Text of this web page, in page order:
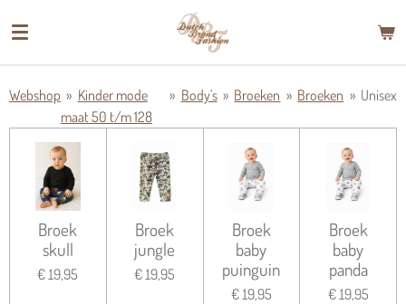
direct
hoofdinhoud
Webshop » Kinder mode
maat 50 t/m 128
» Body's » Broeken » Broeken » Unisex
Broek
skull
€ 19,95
Broek
jungle
€ 19,95
Broek
baby
puinguin
€ 19,95
Broek
baby
panda
€ 19,95